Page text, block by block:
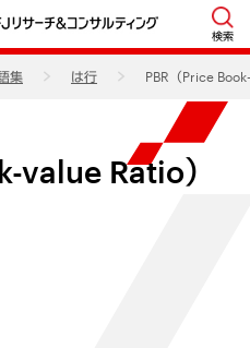
検索
集 は行 PBR（Price
value Ratio）